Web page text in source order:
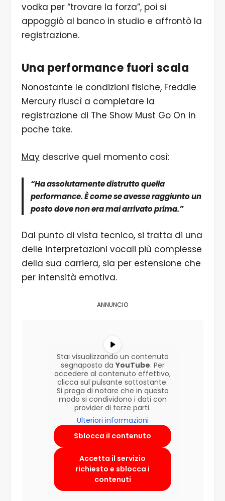
vodka per “trovare la forza”, poi si
appoggiò al banco in studio e affrontò la
registrazione.
Una performance fuori scala
Nonostante le condizioni fisiche, Freddie
Mercury riuscì a completare la
registrazione di The Show Must Go On in
poche take.
Maydescrive quel momento così:
“Ha assolutamente distrutto quella
performance. È come se avesse raggiunto un
posto dove non era mai arrivato prima.”
Dal punto di vista tecnico, si tratta di una
delle interpretazioni vocali più complesse
della sua carriera, sia per estensione che
per intensità emotiva.
ANNUNCIO
Stai visualizzando un contenuto
segnaposto daYouTube. Per
accedere al contenuto effettivo,
clicca sul pulsante sottostante.
Si prega di notare che in questo
modo si condividono i dati con
provider di terze parti.
Ulteriori informazioni
Sblocca il contenuto
Accetta il servizio
richiesto e sblocca i
contenuti